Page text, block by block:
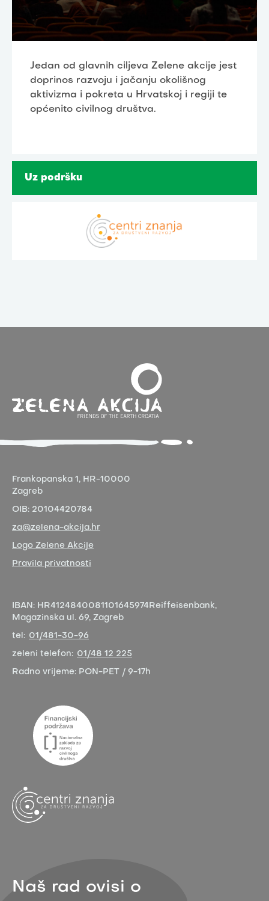
Jedan od glavnih ciljeva Zelene akcije jest
doprinos razvoju i jačanju okolišnog
aktivizma i pokreta u Hrvatskoj i regiji te
općenito civilnog društva.
Uz podršku
Frankopanska 1, HR-10000
Zagreb
OIB: 20104420784
za@zelena-akcija.hr
Logo Zelene Akcije
Pravila privatnosti
IBAN: HR4124840081101645974 Reiffeisenbank,
Magazinska ul. 69, Zagreb
tel: 01/481-30-96
zeleni telefon: 01/48 12 225
Radno vrijeme: PON-PET / 9-17h
Naš rad ovisi o